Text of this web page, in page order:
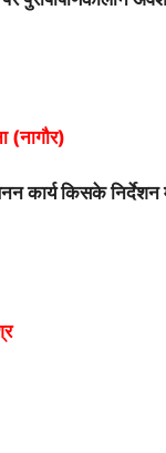
(नागौर)
कार्य किसके